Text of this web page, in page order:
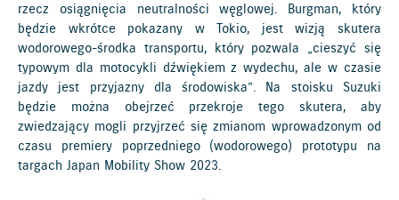
rzecz osiągnięcia neutralności węglowej. Burgman, który
będzie wkrótce pokazany w Tokio, jest wizją skutera
wodorowego-środka transportu, który pozwala „cieszyć się
typowym dla motocykli dźwiękiem z wydechu, ale w czasie
jazdy jest przyjazny dla środowiska”. Na stoisku Suzuki
będzie można obejrzeć przekroje tego skutera, aby
zwiedzający mogli przyjrzeć się zmianom wprowadzonym od
czasu premiery poprzedniego (wodorowego) prototypu na
targach Japan Mobility Show 2023.